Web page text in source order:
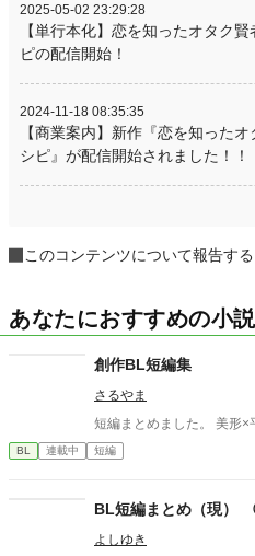
2025-05-02 23:29:28
【単行本化】恋を知ったオタク
ピの配信開始！
2024-11-18 08:35:35
【商業案内】新作『恋を知った
シピ』が配信開始されました！！
このコンテンツについて報告する
あなたにおすすめの小説
創作BL短編集
さるやま
短編まと
BL 連載中 短編
BL短編まとめ（現
よしゆき